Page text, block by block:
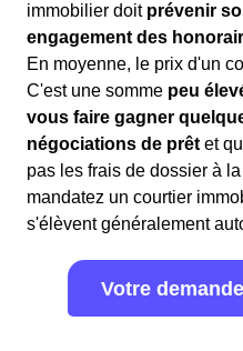
immobilier doit prévenir
engagement des
En moyenne, le prix d'un
C'est une somme peu
vous faire gagner
négociations de prêt et
pas les frais de dossier à
mandatez un courtier
s'élèvent généralement
Votre